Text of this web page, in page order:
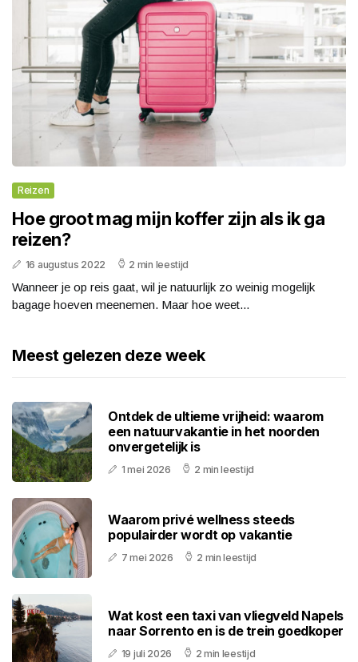
Reizen
Hoe groot mag mijn koffer zijn als ik ga
reizen?
16 augustus 2022 2 min leestijd
Wanneer je op reis gaat, wil je natuurlijk zo weinig mogelijk
bagage hoeven meenemen. Maar hoe weet...
Meest gelezen deze week
Ontdek de ultieme vrijheid: waarom
een natuurvakantie in het noorden
onvergetelijk is
1 mei 2026 2 min leestijd
Waarom privé wellness steeds
populairder wordt op vakantie
7 mei 2026 2 min leestijd
Wat kost een taxi van vliegveld Napels
naar Sorrento en is de trein goedkoper
19 juli 2026 2 min leestijd